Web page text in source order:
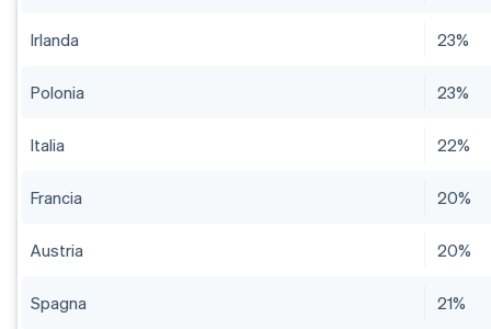
Irlanda 23%
Polonia 23%
Italia 22%
Francia 20%
Austria 20%
Spagna 21%